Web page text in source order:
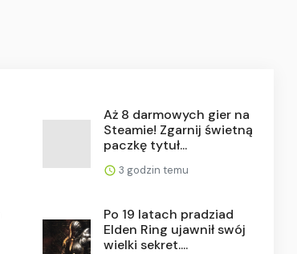
Aż 8 darmowych gier na
Steamie! Zgarnij świetną
paczkę tytuł...
3 godzin temu
Po 19 latach pradziad
Elden Ring ujawnił swój
wielki sekret....